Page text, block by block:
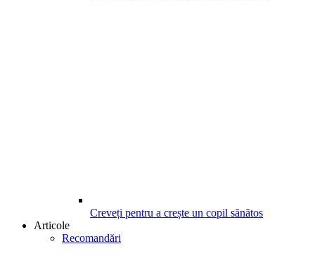
Creveți pentru a crește un copil sănătos
Articole
Recomandări